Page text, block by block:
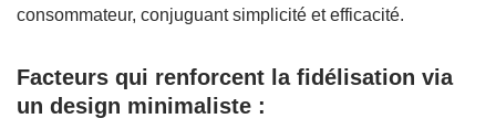
consommateur, conjuguant simplicité et efficacité.
Facteurs qui renforcent la fidélisation via
un design minimaliste :